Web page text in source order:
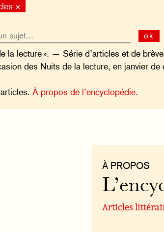
×
ok
la lecture ». — Série d’articles et de
des Nuits de la lecture, en janvier de
À propos de l’encyclopédie.
À PROPOS
Articles